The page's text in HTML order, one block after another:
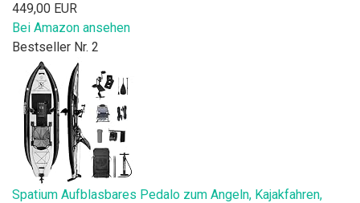
449,00 EUR
Bei Amazon ansehen
Bestseller Nr. 2
Spatium Aufblasbares Pedalo zum Angeln, Kajakfahren,